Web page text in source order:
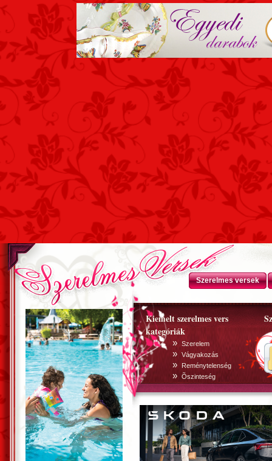
Szerelmes versek
Kiemelt szerelmes vers
kategóriák
» Szerelem
» Vágyakozás
» Reménytelenség
» Õszinteség